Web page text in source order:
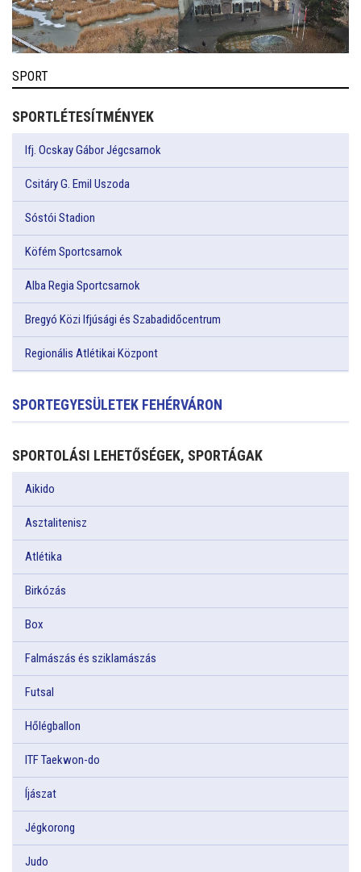
SPORT
SPORTLÉTESÍTMÉNYEK
Ifj. Ocskay Gábor Jégcsarnok
Csitáry G. Emil Uszoda
Sóstói Stadion
Köfém Sportcsarnok
Alba Regia Sportcsarnok
Bregyó Közi Ifjúsági és Szabadidőcentrum
Regionális Atlétikai Központ
SPORTEGYESÜLETEK FEHÉRVÁRON
SPORTOLÁSI LEHETŐSÉGEK, SPORTÁGAK
Aikido
Asztalitenisz
Atlétika
Birkózás
Box
Falmászás és sziklamászás
Futsal
Hőlégballon
ITF Taekwon-do
Íjászat
Jégkorong
Judo